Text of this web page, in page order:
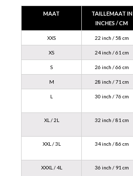
MAAT
TAILLEMAAT IN
INCHES / CM
XXS 22 inch / 58 cm
XS 24 inch / 61 cm
S 26 inch / 66 cm
M 28 inch / 71 cm
L 30 inch / 76 cm
XL / 2L 32 inch / 81 cm
XXL / 3L 34 inch / 86 cm
XXXL / 4L 36 inch / 91 cm